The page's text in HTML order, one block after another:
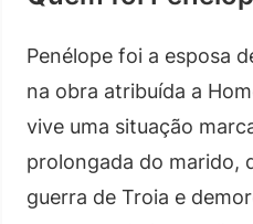
Penélope foi a esposa
na obra atribuída a
vive uma situação
prolongada do marido,
guerra de Troia e